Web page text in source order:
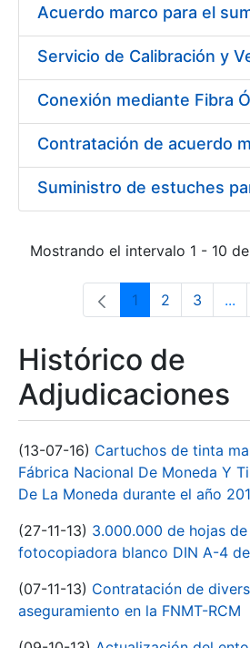
Mostrando el intervalo 1 - 10
Página
1 Página
2 Página
3 ...
Histórico de
Adjudicaciones
(13-07-16) Cartuchos de tinta
Fábrica Nacional De Moneda Y
De La Moneda durante el año
(27-11-13) 3.000.000 de hojas
fotocopiadora blanco DIN A-4
(07-11-13) Contratación de
aseguramiento en la FNMT-RCM